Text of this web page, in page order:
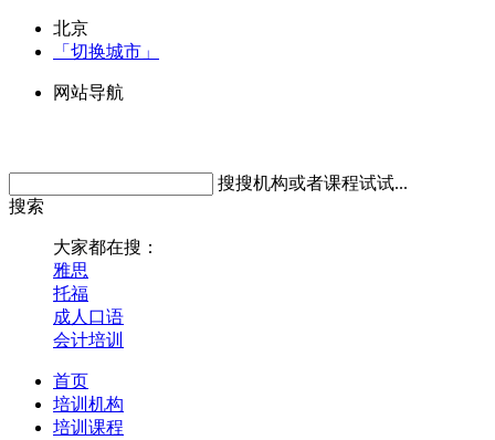
北京
「切换城市」
网站导航
搜搜机构或者课程试试...
搜索
大家都在搜：
雅思
托福
成人口语
会计培训
首页
培训机构
培训课程